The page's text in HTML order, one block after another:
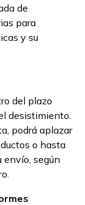
de
para
y su
del plazo
desistimiento.
podrá aplazar
o hasta
envío, según